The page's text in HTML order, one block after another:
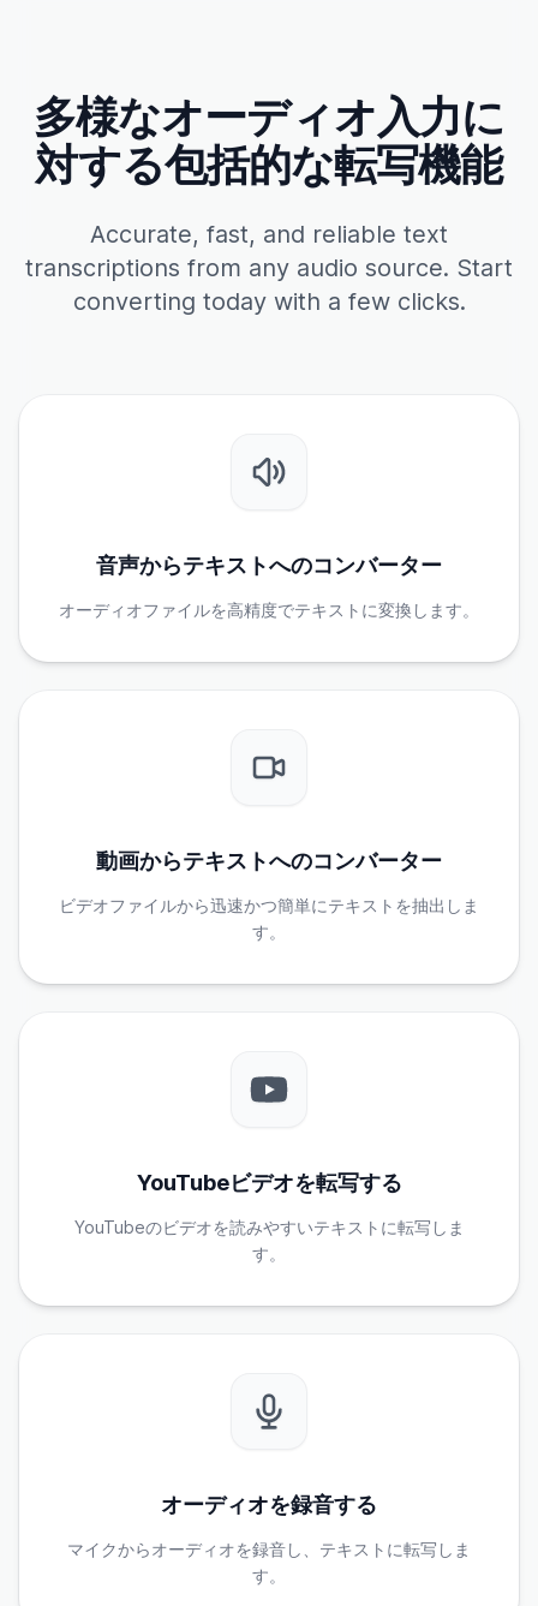
多様なオーディオ入力に
対する包括的な転写機能
Accurate, fast, and reliable text
transcriptions from any audio source. Start
converting today with a few clicks.
音声からテキストへのコンバーター
オーディオファイルを高精度でテキストに変換します。
動画からテキストへのコンバーター
ビデオファイルから迅速かつ簡単にテキストを抽出しま
す。
YouTubeビデオを転写する
YouTubeのビデオを読みやすいテキストに転写しま
す。
オーディオを録音する
マイクからオーディオを録音し、テキストに転写しま
す。